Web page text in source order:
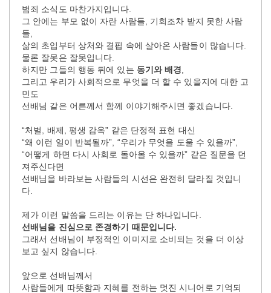
범죄 소식도 마찬가지입니다.
그 안에는 부모 없이 자란 사람들, 기회조차 받지 못한 사람
들,
삶의 초입부터 상처와 결핍 속에 살아온 사람들이 많습니다.
물론 잘못은 잘못입니다.
하지만 그들의 행동 뒤에 있는 동기와 배경
그리고 우리가 사회적으로 무엇을 더 할 수 있을지에 대한 고
민도
선배님 같은 어른께서 함께 이야기해주시면 좋겠습니다.
“처벌, 배제, 평생 감옥” 같은 단정적 표현 대신
“왜 이런 일이 반복될까”, “우리가 무엇을 도울 수 있을까”,
“어떻게 하면 다시 사회로 돌아올 수 있을까” 같은 질문을 던
져주신다면
선배님을 바라보는 사람들의 시선은 완전히 달라질 것입니
다.
제가 이런 말씀을 드리는 이유는 단 하나입니다.
선배님을 진심으로 존경하기 때문입니다.
그래서 선배님이 부정적인 이미지로 소비되는 것을 더 이상
보고 싶지 않습니다.
앞으로 선배님께서
사람들에게 따뜻함과 지혜를 전하는 멋진 시니어로 기억되